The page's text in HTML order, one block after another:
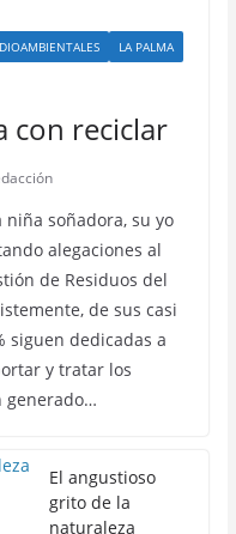
LA PALMA
con reciclar
niña soñadora, su yo
alegaciones al
de Residuos del
de sus casi
siguen dedicadas a
y tratar los
generado…
El angustioso
grito de la
naturaleza